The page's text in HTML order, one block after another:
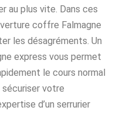
au plus vite. Dans ces
coffre Falmagne
les désagréments. Un
express vous permet
le cours normal
votre
d’un serrurier